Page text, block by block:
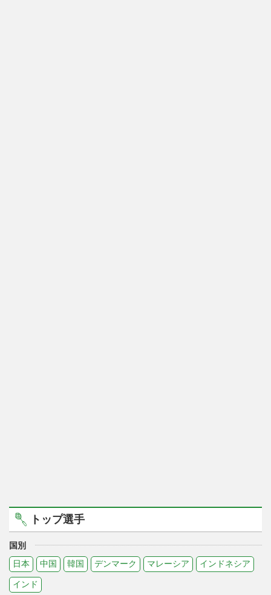
トップ選手
国別
日本
中国 韓国 デンマーク マレーシア インドネシア
インド